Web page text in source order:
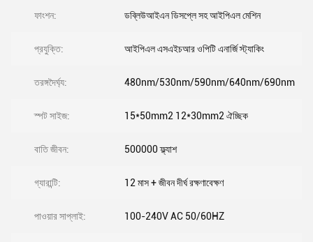
ফাংশন: ডব্লিউআইএন ডিসপ্লে সহ আইপিএল মেশিন
প্রযুক্তি: আইপিএল এসএইচআর ওপিটি এনার্জি স্ট্যাকিং
তরঙ্গদৈর্ঘ্য: 480nm/530nm/590nm/640nm/690nm
স্পট সাইজ: 15*50mm2 12*30mm2 ঐচ্ছিক
বাতি জীবন: 500000 ফ্ল্যাশ
গ্যারান্টি: 12 মাস + জীবন দীর্ঘ রক্ষণাবেক্ষণ
পাওয়ার সাপ্লাই: 100-240V AC 50/60HZ